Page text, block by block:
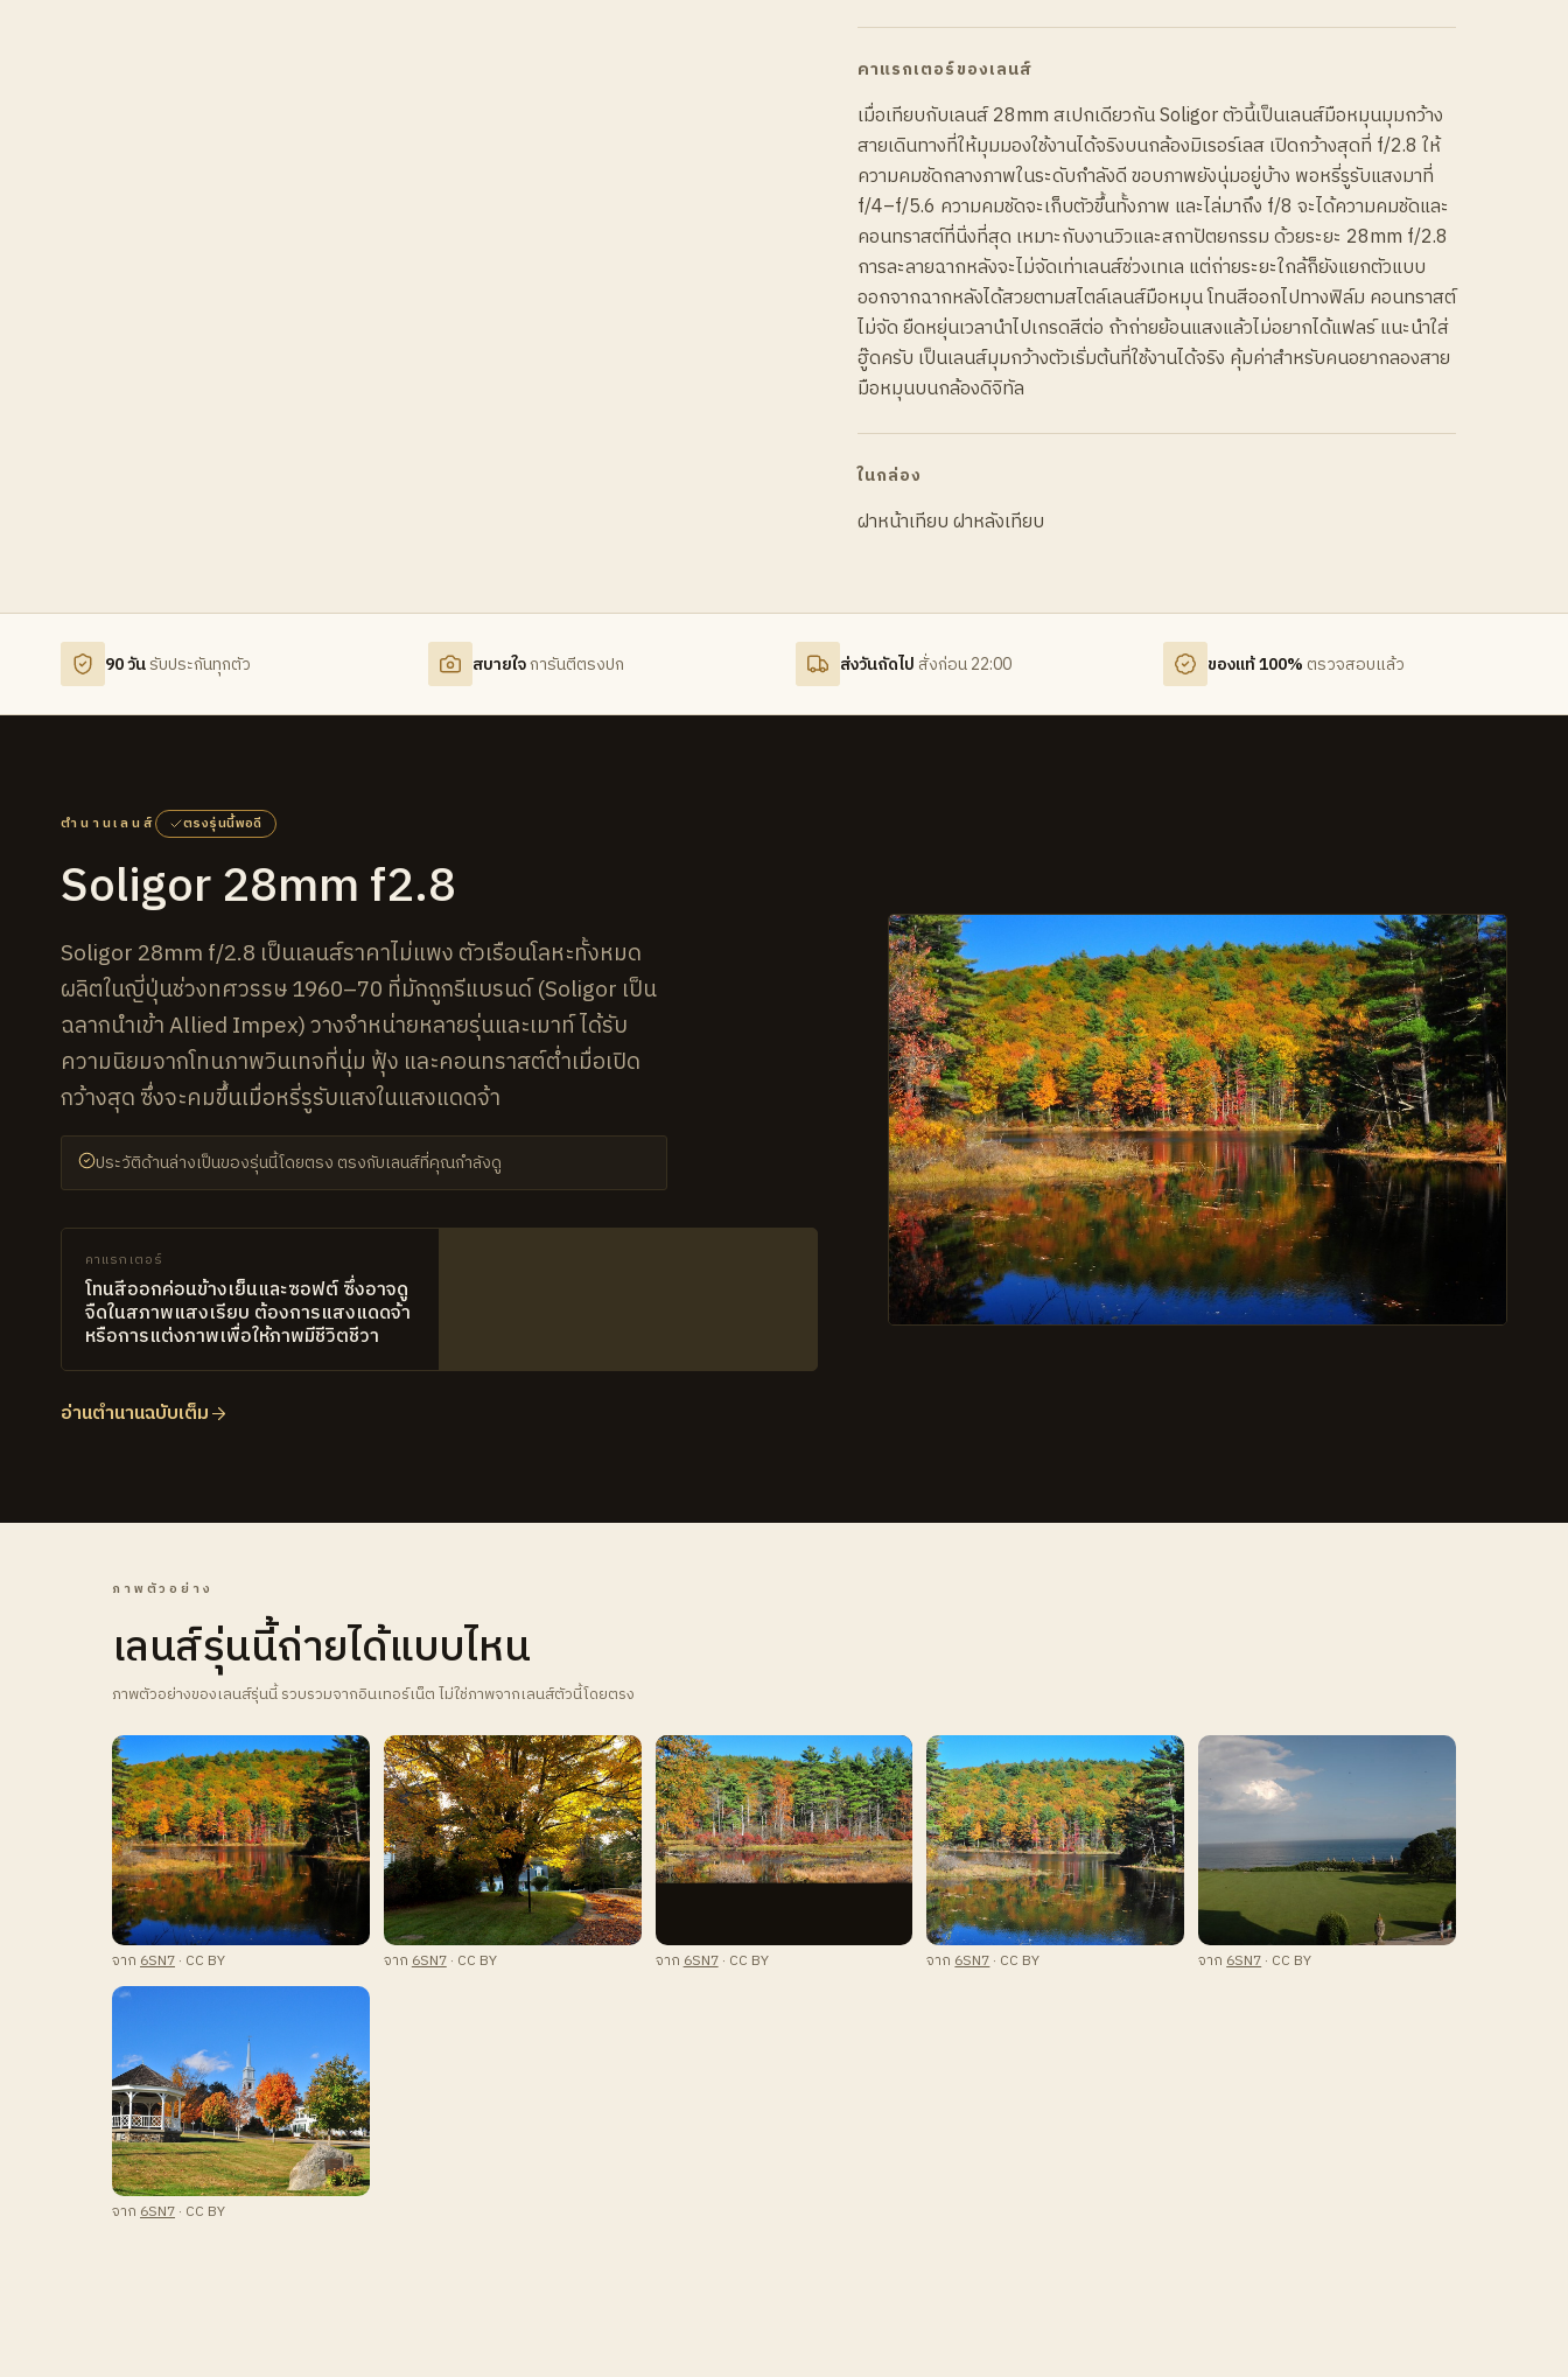
คาแรกเตอร์ของเลนส์
เมื่อเทียบกับเลนส์ 28mm สเปกเดียวกัน Soligor ตัวนี้เป็นเลนส์มือหมุนมุมกว้าง
สายเดินทางที่ให้มุมมองใช้งานได้จริงบนกล้องมิเรอร์เลส เปิดกว้างสุดที่ f/2.8 ให้
ความคมชัดกลางภาพในระดับกำลังดี ขอบภาพยังนุ่มอยู่บ้าง พอหรี่รูรับแสงมาที่
f/4–f/5.6 ความคมชัดจะเก็บตัวขึ้นทั้งภาพ และไล่มาถึง f/8 จะได้ความคมชัดและ
คอนทราสต์ที่นิ่งที่สุด เหมาะกับงานวิวและสถาปัตยกรรม ด้วยระยะ 28mm f/2.8
การละลายฉากหลังจะไม่จัดเท่าเลนส์ช่วงเทเล แต่ถ่ายระยะใกล้ก็ยังแยกตัวแบบ
ออกจากฉากหลังได้สวยตามสไตล์เลนส์มือหมุน โทนสีออกไปทางฟิล์ม คอนทราสต์
ไม่จัด ยืดหยุ่นเวลานำไปเกรดสีต่อ ถ้าถ่ายย้อนแสงแล้วไม่อยากได้แฟลร์ แนะนำใส่
ฮู๊ดครับ เป็นเลนส์มุมกว้างตัวเริ่มต้นที่ใช้งานได้จริง คุ้มค่าสำหรับคนอยากลองสาย
มือหมุนบนกล้องดิจิทัล
ในกล่อง
ฝาหน้าเทียบ ฝาหลังเทียบ
90 วันรับประกันทุกตัว สบายใจการันตีตรงปก ส่งวันถัดไป สั่งก่อน 22:00 ของแท้ 100% ตรวจสอบแล้ว
ตำนานเลนส์ ตรงรุ่นนี้พอดี
Soligor 28mm f2.8
Soligor 28mm f/2.8 เป็นเลนส์ราคาไม่แพง ตัวเรือนโลหะทั้งหมด
ผลิตในญี่ปุ่นช่วงทศวรรษ 1960–70 ที่มักถูกรีแบรนด์ (Soligor เป็น
ฉลากนำเข้า Allied Impex) วางจำหน่ายหลายรุ่นและเมาท์ ได้รับ
ความนิยมจากโทนภาพวินเทจที่นุ่ม ฟุ้ง และคอนทราสต์ต่ำเมื่อเปิด
กว้างสุด ซึ่งจะคมขึ้นเมื่อหรี่รูรับแสงในแสงแดดจ้า
ประวัติด้านล่างเป็นของรุ่นนี้โดยตรง ตรงกับเลนส์ที่คุณกำลังดู
คาแรกเตอร์
โทนสีออกค่อนข้างเย็นและซอฟต์ ซึ่งอาจดู
จืดในสภาพแสงเรียบ ต้องการแสงแดดจ้า
หรือการแต่งภาพเพื่อให้ภาพมีชีวิตชีวา
อ่านตำนานฉบับเต็ม
ภาพตัวอย่าง
เลนส์รุ่นนี้ถ่ายได้แบบไหน
ภาพตัวอย่างของเลนส์รุ่นนี้ รวบรวมจากอินเทอร์เน็ต ไม่ใช่ภาพจากเลนส์ตัวนี้โดยตรง
จาก 6SN7 · CC BY จาก6SN7· CC BY จาก6SN7· CC BY จาก 6SN7· CC BY จาก 6SN7· CC BY
จาก 6SN7 · CC BY